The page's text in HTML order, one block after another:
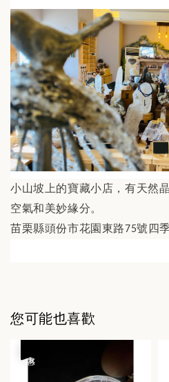
小山坡上的寶藏小店，有天然
空氣和美妙緣分。
苗栗縣頭份市花園東路 75號四
您可能也喜歡